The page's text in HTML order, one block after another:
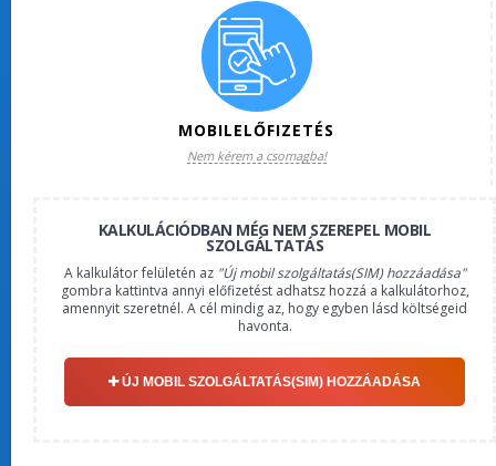
MOBILELŐFIZETÉS
Nem kérem a csomagba!
KALKULÁCIÓDBAN MÉG NEM SZEREPEL MOBIL
SZOLGÁLTATÁS
A kalkulátor felületén az "Új mobil szolgáltatás(SIM) hozzáadása"
gombra kattintva annyi előfizetést adhatsz hozzá a kalkulátorhoz,
amennyit szeretnél. A cél mindig az, hogy egyben lásd költségeid
havonta.
ÚJ MOBIL SZOLGÁLTATÁS(SIM) HOZZÁADÁSA